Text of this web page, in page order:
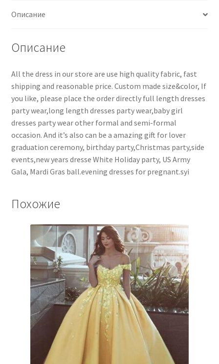
Описание
Описание
All the dress in our store are use high quality fabric, fast
shipping and reasonable price. Custom made size&color, If
you like, please place the order directly full length dresses
party wear,long length dresses party wear,baby girl
dresses party wear other formal and semi-formal
occasion. And it’s also can be a amazing gift for lover
graduation ceremony, birthday party,Christmas party,side
events,new years dresse White Holiday party, US Army
Gala, Mardi Gras ball.evening dresses for pregnant.syi
Похожие